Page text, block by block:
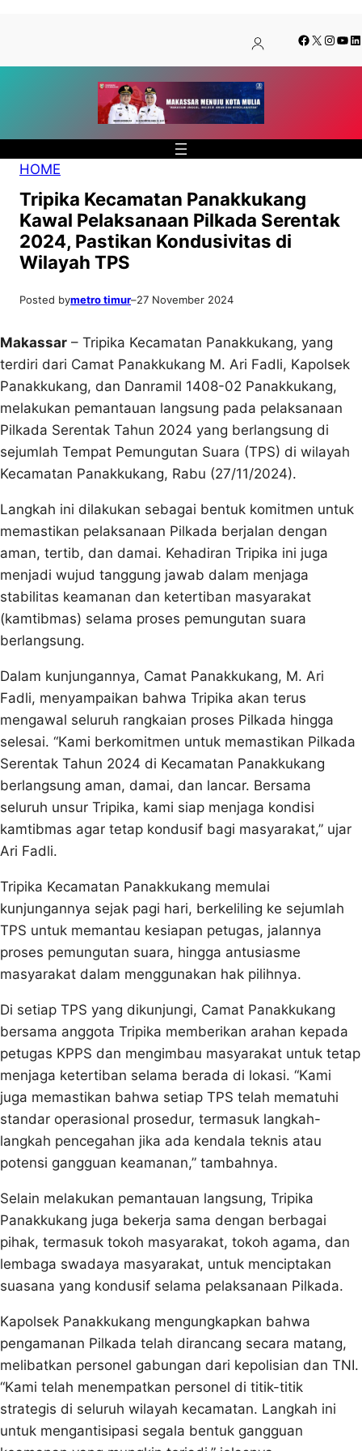
konten
content
Facebook
X
HOME
Tripika Kecamatan Panakkukang
Kawal Pelaksanaan Pilkada Serentak
2024, Pastikan Kondusivitas di
Wilayah TPS
Posted bymetro timur–27 November 2024
Makassar – Tripika Kecamatan Panakkukang, yang
terdiri dari Camat Panakkukang M. Ari Fadli, Kapolsek
Panakkukang, dan Danramil 1408-02 Panakkukang,
melakukan pemantauan langsung pada pelaksanaan
Pilkada Serentak Tahun 2024 yang berlangsung di
sejumlah Tempat Pemungutan Suara (TPS) di wilayah
Kecamatan Panakkukang, Rabu (27/11/2024).
Langkah ini dilakukan sebagai bentuk komitmen untuk
memastikan pelaksanaan Pilkada berjalan dengan
aman, tertib, dan damai. Kehadiran Tripika ini juga
menjadi wujud tanggung jawab dalam menjaga
stabilitas keamanan dan ketertiban masyarakat
(kamtibmas) selama proses pemungutan suara
berlangsung.
Dalam kunjungannya, Camat Panakkukang, M. Ari
Fadli, menyampaikan bahwa Tripika akan terus
mengawal seluruh rangkaian proses Pilkada hingga
selesai. “Kami berkomitmen untuk memastikan Pilkada
Serentak Tahun 2024 di Kecamatan Panakkukang
berlangsung aman, damai, dan lancar. Bersama
seluruh unsur Tripika, kami siap menjaga kondisi
kamtibmas agar tetap kondusif bagi masyarakat,” ujar
Ari Fadli.
Tripika Kecamatan Panakkukang memulai
kunjungannya sejak pagi hari, berkeliling ke sejumlah
TPS untuk memantau kesiapan petugas, jalannya
proses pemungutan suara, hingga antusiasme
masyarakat dalam menggunakan hak pilihnya.
Di setiap TPS yang dikunjungi, Camat Panakkukang
bersama anggota Tripika memberikan arahan kepada
petugas KPPS dan mengimbau masyarakat untuk tetap
menjaga ketertiban selama berada di lokasi. “Kami
juga memastikan bahwa setiap TPS telah mematuhi
standar operasional prosedur, termasuk langkah-
langkah pencegahan jika ada kendala teknis atau
potensi gangguan keamanan,” tambahnya.
Selain melakukan pemantauan langsung, Tripika
Panakkukang juga bekerja sama dengan berbagai
pihak, termasuk tokoh masyarakat, tokoh agama, dan
lembaga swadaya masyarakat, untuk menciptakan
suasana yang kondusif selama pelaksanaan Pilkada.
Kapolsek Panakkukang mengungkapkan bahwa
pengamanan Pilkada telah dirancang secara matang,
melibatkan personel gabungan dari kepolisian dan TNI.
“Kami telah menempatkan personel di titik-titik
strategis di seluruh wilayah kecamatan. Langkah ini
untuk mengantisipasi segala bentuk gangguan